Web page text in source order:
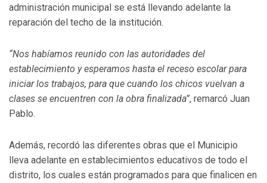
administración municipal se está llevando adelante la
reparación del techo de la institución.
“Nos habíamos reunido con las autoridades del
establecimiento y esperamos hasta el receso escolar para
iniciar los trabajos, para que cuando los chicos vuelvan a
clases se encuentren con la obra finalizada”, remarcó Juan
Pablo.
Además, recordó las diferentes obras que el Municipio
lleva adelante en establecimientos educativos de todo el
distrito, los cuales están programados para que finalicen en